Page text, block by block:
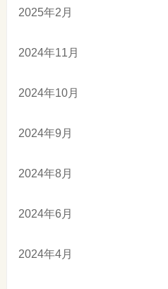
2025年2月
2024年11月
2024年10月
2024年9月
2024年8月
2024年6月
2024年4月